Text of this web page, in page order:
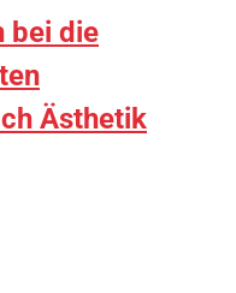
bei die
Ästhetik